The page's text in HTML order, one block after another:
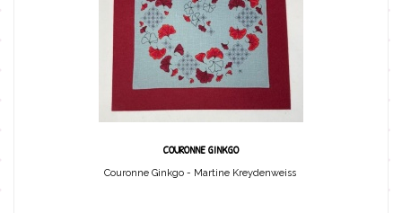
COURONNE GINKGO
Couronne Ginkgo - Martine Kreydenweiss